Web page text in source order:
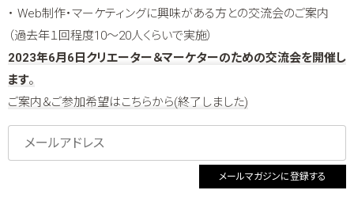
・ Web制作・マーケティングに興味がある方との交流会のご案内
（過去年１回程度10～20人くらいで実施）
2023年6月6日クリエーター＆マーケターのための交流会を開催し
ます。
ご案内＆ご参加希望はこちらから(終了しました)
メールマガジンに登録する